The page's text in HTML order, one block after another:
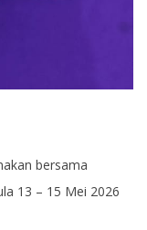
bersama
13 – 15 Mei 2026